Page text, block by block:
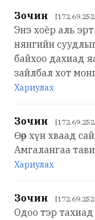
Зочин
Энэ хоёр аль
нянгийн суудлыг
байхоо дахиад
зайлбал хот
Хариулах
Зочин
Өөр хүн хваад
Амгалангаа
Хариулах
Зочин
Одоо тэр